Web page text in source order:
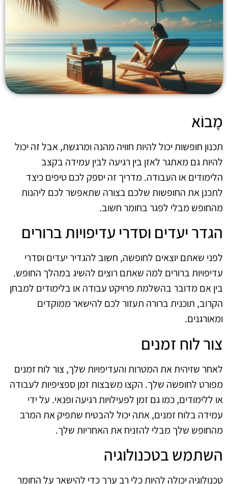
מָבוֹא
תכנון חופשות יכול להיות חוויה מהנה ומרגשת, אבל זה יכול
להיות גם מאתגר לאזן בין רגיעה לבין עמידה בקצב
הלימודים או העבודה. מדריך זה יספק לכם טיפים כיצד
לתכנן את החופשות שלכם בצורה שתאפשר לכם ליהנות
מהחופש מבלי לפגר בחומר חשוב.
הגדר יעדים וסדרי עדיפויות ברורים
לפני שאתם יוצאים לחופשה, חשוב להגדיר יעדים וסדרי
עדיפויות ברורים למה שאתם רוצים להשיג במהלך החופש.
בין אם מדובר בהשלמת פרויקט עבודה או בלימודים למבחן
הקרוב, תוכנית ברורה תעזור לכם להישאר ממוקדים
ומאורגנים.
צור לוח זמנים
לאחר שזיהית את המטרות והעדיפויות שלך, צור לוח זמנים
מפורט לחופשה שלך. הקצו משבצות זמן ספציפיות לעבודה
או ללימודים, כמו גם זמן לפעילויות רגיעה ופנאי. על ידי
עמידה בלוח זמנים, אתה יכול להבטיח שתפיק את המרב
מהחופש שלך מבלי להזניח את האחריות שלך.
השתמש בטכנולוגיה
טכנולוגיה יכולה להיות כלי רב ערך כדי להישאר על החומר